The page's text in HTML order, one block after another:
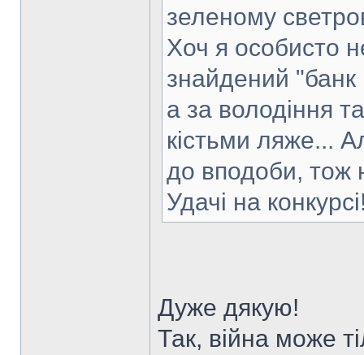
зеленому
Хоч я особисто
знайдений "банк
а за володіння
кістьми ляже...
до вподоби, тож
Удачі на
Дуже дякую!
Так, війна може